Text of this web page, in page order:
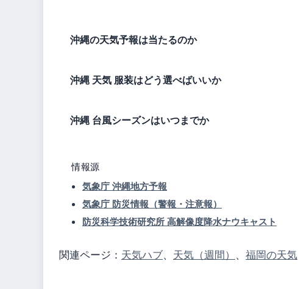
沖縄の天気予報は当たるのか
沖縄 天気 服装はどう選べばいいか
沖縄 台風シーズンはいつまでか
情報源
気象庁 沖縄地方予報
気象庁 防災情報（警報・注意報）
防災科学技術研究所 高解像度降水ナウキャスト
関連ページ： 天気ハブ、 天気（週間） 、 福岡の天気